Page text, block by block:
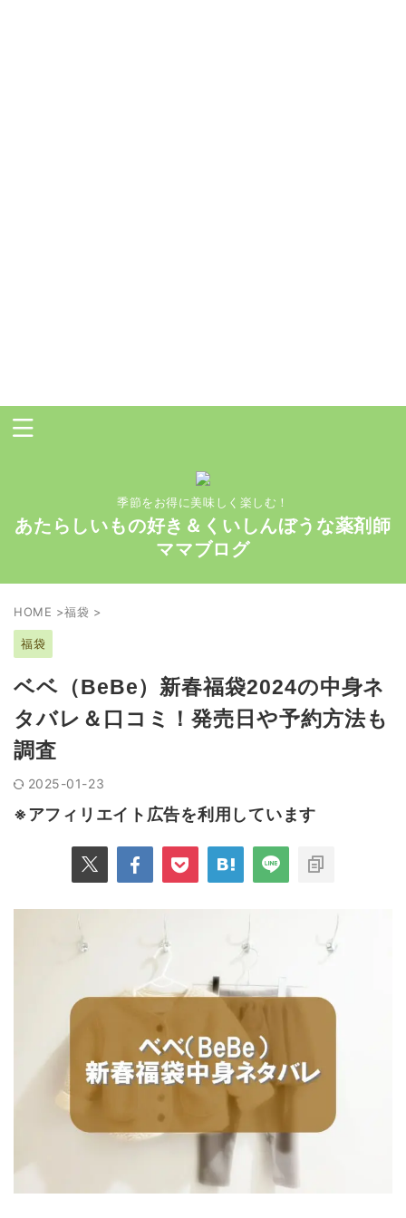
季節をお得に美味しく楽しむ！
あたらしいもの好き＆くいしんぼうな薬剤師
ママブログ
HOME >福袋 >
福袋
ベベ（BeBe）新春福袋2024の中身ネ
タバレ＆口コミ！発売日や予約方法も
調査
2025-01-23
※アフィリエイト広告を利用しています